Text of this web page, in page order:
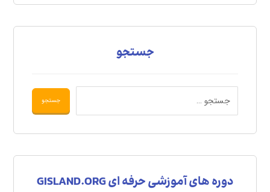
جستجو
دوره های آموزشی حرفه ای GISLAND.ORG